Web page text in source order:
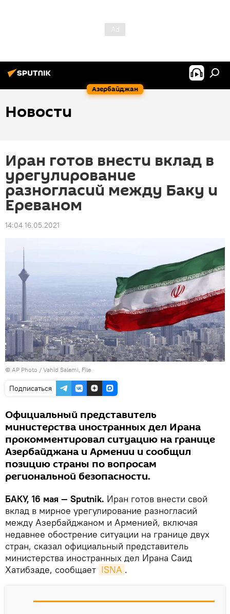
Азербайджан
Новости
Иран готов внести вклад в
урегулирование
разногласий между Баку и
Ереваном
14:04 16.05.2021
© AP Photo / Vahid Salemi, File
Подписаться
Официальный представитель
министерства иностранных дел Ирана
прокомментировал ситуацию на границе
Азербайджана и Армении и сообщил
позицию страны по вопросам
региональной безопасности.
БАКУ, 16 мая — Sputnik. Иран готов внести свой
вклад в мирное урегулирование разногласий
между Азербайджаном и Арменией, включая
недавнее обострение ситуации на границе двух
стран, сказал официальный представитель
министерства иностранных дел Ирана Саид
Хатибзаде, сообщает ISNA .